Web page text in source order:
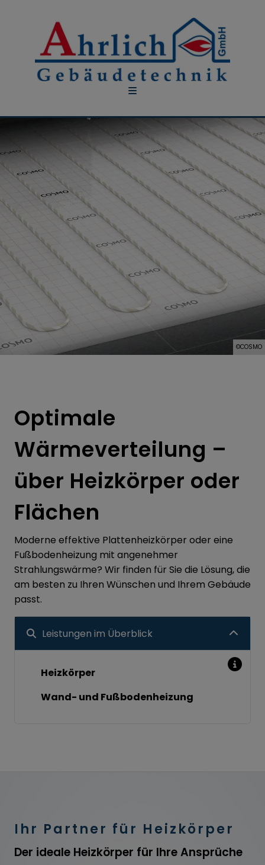
©COSMO
Optimale
Wärmeverteilung –
über Heizkörper oder
Flächen
Moderne effektive Plattenheizkörper oder eine
Fußbodenheizung mit angenehmer
Strahlungswärme? Wir finden für Sie die Lösung, die
am besten zu Ihren Wünschen und Ihrem Gebäude
passt.
Leistungen im Überblick
Heizkörper
Wand- und Fußbodenheizung
Ihr Partner für Heizkörper
Der ideale Heizkörper für Ihre Ansprüche
und schließen
öffnen und schließen
und schließen